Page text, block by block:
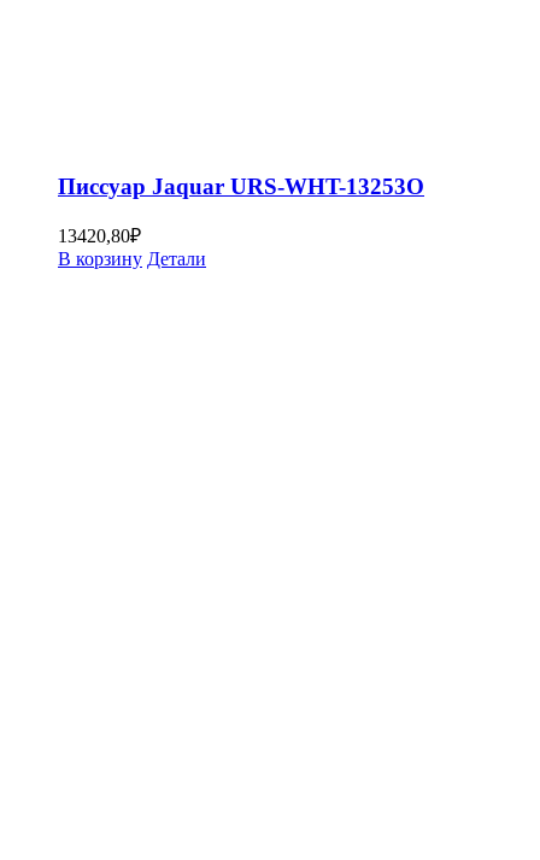
Писсуар Jaquar URS-WHT-13253O
13420,80₽
В корзину Детали